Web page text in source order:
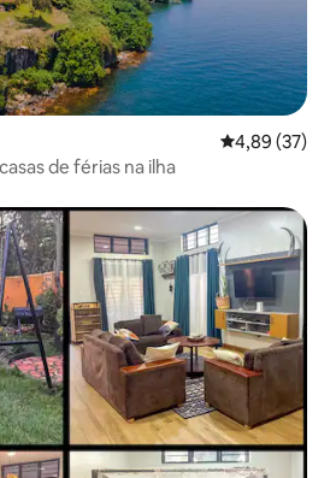
4,89 de uma
4,89 (37)
de férias na ilha